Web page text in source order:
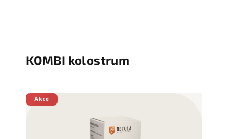
Akce
KOMBI kolostrum